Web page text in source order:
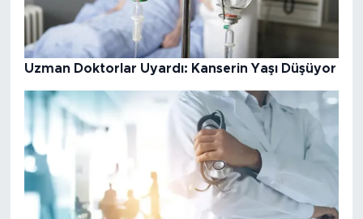
Uzman Doktorlar Uyardı: Kanserin Yaşı Düşüyor